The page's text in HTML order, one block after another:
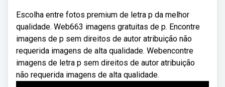
Escolha entre fotos premium de letra p da melhor
qualidade. Web663 imagens gratuitas de p. Encontre
imagens de p sem direitos de autor atribuição não
requerida imagens de alta qualidade. Webencontre
imagens de letra p sem direitos de autor atribuição
não requerida imagens de alta qualidade.